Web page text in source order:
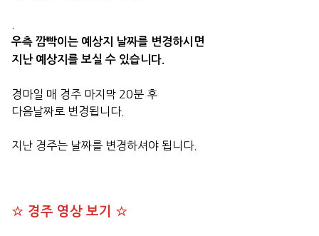
우측 깜빡이는 예상지 날짜를 변경하시면
지난 예상지를 보실 수 있습니다.
경마일 매 경주 마지막 20분 후
다음날짜로 변경됩니다.
지난 경주는 날짜를 변경하셔야 됩니다.
☆ 경주 영상 보기 ☆